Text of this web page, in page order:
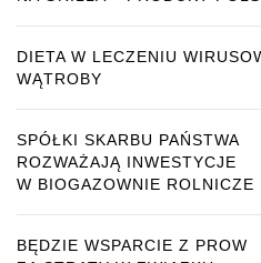
DIETA W LECZENIU
WĄTROBY
SPÓŁKI SKARBU PAŃSTWA
ROZWAŻAJĄ INWESTYCJE
W BIOGAZOWNIE ROLNICZE
BĘDZIE WSPARCIE Z PROW